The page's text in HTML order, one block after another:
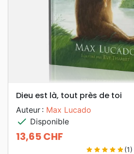
Dieu est là, tout près de toi
Auteur : Max Lucado
check Disponible
Prix
13,65 CHF
star star star star star(1)